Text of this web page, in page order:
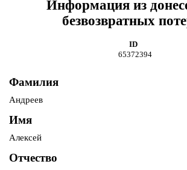
Информация из
безвозвратных
ID
65372394
Фамилия
Андреев
Имя
Алексей
Отчество